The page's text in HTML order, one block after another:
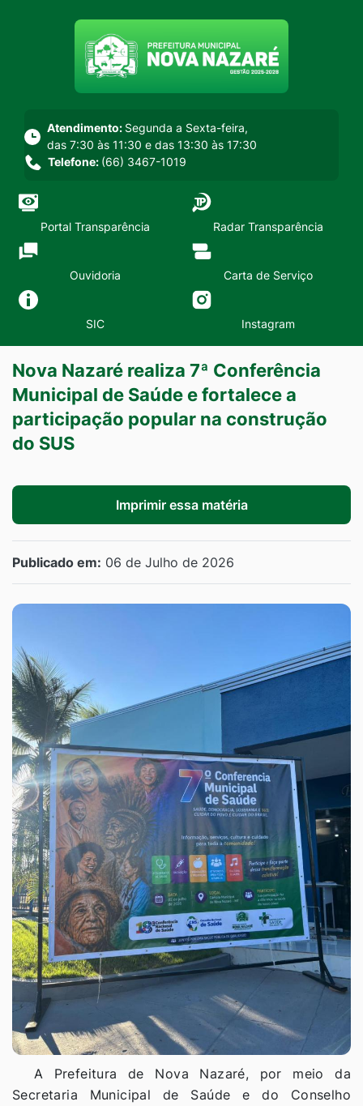
Seção do menu principal
Atendimento: Segunda a Sexta-feira,
das 7:30 às 11:30 e das 13:30 às 17:30
Telefone: (66) 3467-1019
Portal Transparência Radar Transparência
Ouvidoria Carta de Serviço
SIC Instagram
Nova Nazaré realiza 7ª Conferência
Municipal de Saúde e fortalece a
participação popular na construção
do SUS
Imprimir essa matéria
Publicado em: 06 de Julho de 2026
A Prefeitura de Nova Nazaré, por meio da
Secretaria Municipal de Saúde e do Conselho